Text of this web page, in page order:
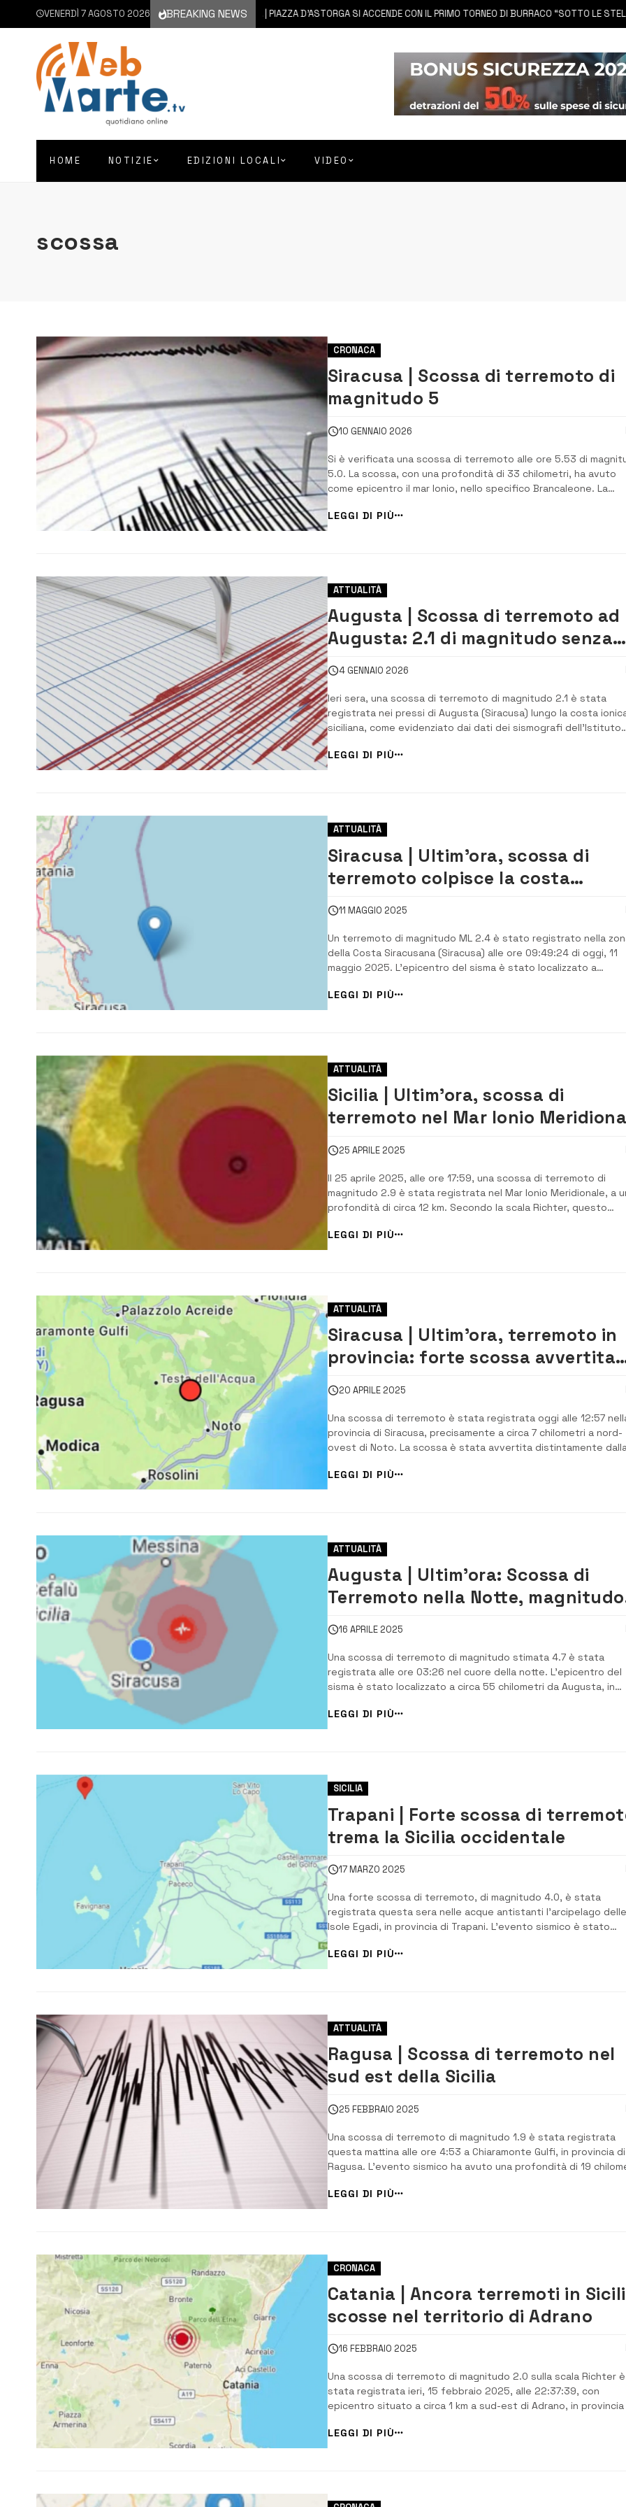
VENERDÌ 7 AGOSTO 2026 BREAKING NEWS
7 AGOSTO 2026 AUGUSTA | PIAZZA D’ASTORGA SI ACCENDE CON IL PRIMO TORNEO DI BURRACO “SOTTO LE STELLE”
HOME NOTIZIE EDIZIONI LOCALI VIDEO
scossa
CRONACA
Siracusa | Scossa di terremoto di
magnitudo 5
10 GENNAIO 2026
Si è verificata una scossa di terremoto alle ore 5.53 di
5.0. La scossa, con una profondità di 33 chilometri, ha avuto
come epicentro il mar Ionio, nello specifico Brancaleone. La
nel catanese. Al momento non si registrano danni a persone o
LEGGI DI PIÙ
ATTUALITÀ
Augusta | Scossa di terremoto ad
Augusta: 2.1 di magnitudo senza
danni
4 GENNAIO 2026
Ieri sera, una scossa di terremoto di magnitudo 2.1 è stata
registrata nei pressi di Augusta (Siracusa) lungo la costa
siciliana, come evidenziato dai dati dei sismografi dell’Istituto
Nazionale di Geofisica e Vulcanologia (Ingv). L’evento, avvenuto
senza provocare danni a persone o cose, è stato comunque
rilevato dagli strumenti e inse...
LEGGI DI PIÙ
ATTUALITÀ
Siracusa | Ultim’ora, scossa di
terremoto colpisce la costa
siracusana
11 MAGGIO 2025
Un terremoto di magnitudo ML 2.4 è stato registrato nella
della Costa Siracusana (Siracusa) alle ore 09:49:24 di oggi, 11
maggio 2025. L’epicentro del sisma è stato localizzato a
km. La notizia è stata diffusa dalla Sala Sismica dell’Istituto
Nazionale di Geofisi...
LEGGI DI PIÙ
ATTUALITÀ
Sicilia | Ultim’ora, scossa di
terremoto nel Mar Ionio
25 APRILE 2025
Il 25 aprile 2025, alle ore 17:59, una scossa di terremoto di
magnitudo 2.9 è stata registrata nel Mar Ionio Meridionale, a
profondità di circa 12 km. Secondo la scala Richter, questo
generalmente non viene avvertito dalla popolazione, ma è
rilevato dai sismografi. Dett...
LEGGI DI PIÙ
ATTUALITÀ
Siracusa | Ultim’ora, terremoto in
provincia: forte scossa avvertita
distintamente
20 APRILE 2025
Una scossa di terremoto è stata registrata oggi alle 12:57
provincia di Siracusa, precisamente a circa 7 chilometri a nord-
ovest di Noto. La scossa è stata avvertita distintamente dalla
Modica e nella frazione di Testa dell’Acqua, nonché nelle
campagne circostanti. Fo...
LEGGI DI PIÙ
ATTUALITÀ
Augusta | Ultim’ora: Scossa di
Terremoto nella Notte, magnitudo
4.716 APRILE 2025
Una scossa di terremoto di magnitudo stimata 4.7 è stata
registrata alle ore 03:26 nel cuore della notte. L’epicentro del
sisma è stato localizzato a circa 55 chilometri da Augusta, in
distintamente dalla popolazione, soprattutto nei centri più vicini
all’epicentro. Le autorità stanno monit...
LEGGI DI PIÙ
SICILIA
Trapani | Forte scossa di
trema la Sicilia occidentale
17 MARZO 2025
Una forte scossa di terremoto, di magnitudo 4.0, è stata
registrata questa sera nelle acque antistanti l’arcipelago delle
Isole Egadi, in provincia di Trapani. L’evento sismico è stato
localizzato dalla Sala Sismica Ingv di Roma alle 21:45:58, con un
epicentro a 5 km di profondità, a nord-est dell’isola di Levanzo.
tremore...
LEGGI DI PIÙ
ATTUALITÀ
Ragusa | Scossa di terremoto nel
sud est della Sicilia
25 FEBBRAIO 2025
Una scossa di terremoto di magnitudo 1.9 è stata registrata
questa mattina alle ore 4:53 a Chiaramonte Gulfi, in provincia di
Ragusa. L’evento sismico ha avuto una profondità di 19
Monterosso Almo, Ragusa, Giarratana, Vittoria, Acate, Licodia
Eubea, Vizzini e Mo...
LEGGI DI PIÙ
CRONACA
Catania | Ancora terremoti in
scosse nel territorio di Adrano
16 FEBBRAIO 2025
Una scossa di terremoto di magnitudo 2.0 sulla scala Richter è
stata registrata ieri, 15 febbraio 2025, alle 22:37:39, con
epicentro situato a circa 1 km a sud-est di Adrano, in provincia
distintamente nelle zone limitrofe, ma fortunatamente non ha
causato […]
LEGGI DI PIÙ